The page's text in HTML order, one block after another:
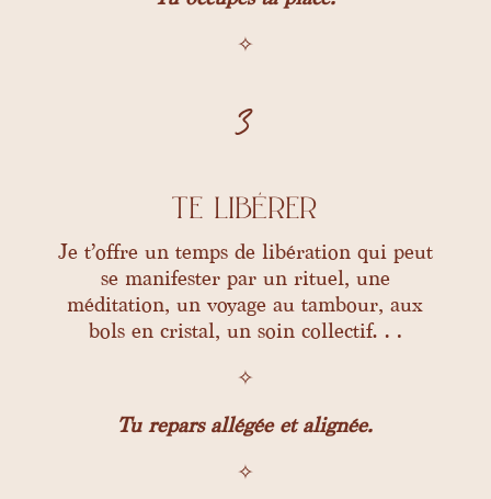
✧
3
te libérer
Je t’offre un temps de libération qui peut
se manifester par un rituel, une
méditation, un voyage au tambour, aux
bols en cristal, un soin collectif…
✧
Tu repars allégée et alignée.
✧